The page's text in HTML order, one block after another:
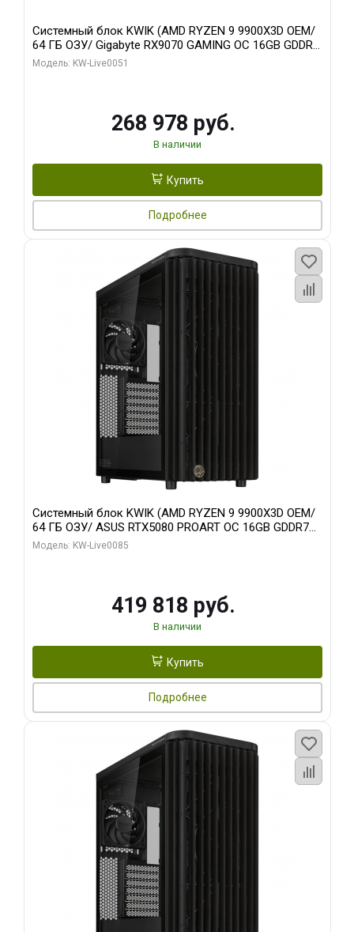
Системный блок KWIK (AMD RYZEN 9 9900X3D OEM/
64 ГБ ОЗУ/ Gigabyte RX9070 GAMING OC 16GB GDDR6
256bit 2xDP 2xH/ 960 ГБ SSD)
Модель: KW-Live0051
268 978 руб.
В наличии
Купить
Подробнее
Системный блок KWIK (AMD RYZEN 9 9900X3D OEM/
64 ГБ ОЗУ/ ASUS RTX5080 PROART OC 16GB GDDR7
256bit Type-C DP 2/ 960 ГБ SSD)
Модель: KW-Live0085
419 818 руб.
В наличии
Купить
Подробнее